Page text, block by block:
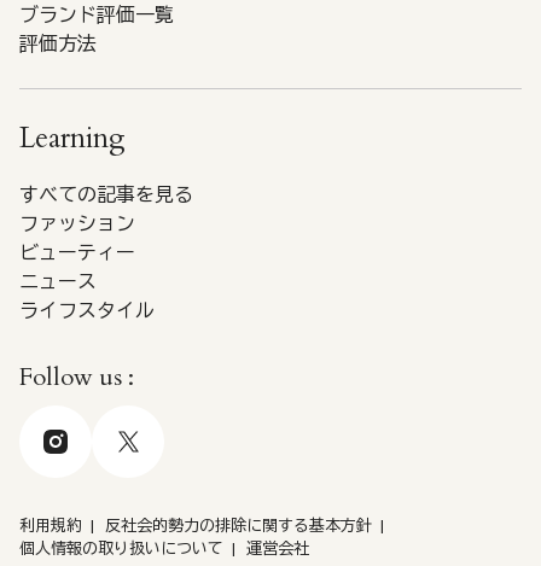
ブランド評価一覧
評価方法
Learning
すべての記事を見る
ファッション
ビューティー
ニュース
ライフスタイル
Follow us :
利用規約
反社会的勢力の排除に関する基本方針
個人情報の取り扱いについて
運営会社